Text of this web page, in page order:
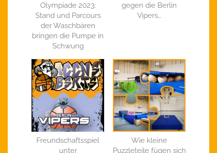
Olympiade 2023:
Stand und Parcours
der Waschbären
bringen die Pumpe in
Schwung
gegen die Berlin
Vipers…
Freundschaftsspiel
unter
Wie kleine
Puzzleteile fügen sich